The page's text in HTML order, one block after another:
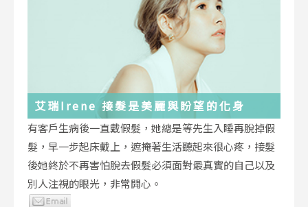
艾瑞Irene 接髮是美麗與盼望的化身
有客戶生病後一直戴假髮，她總是等先生入睡再脫掉假
髮，早一步起床戴上，遮掩著生活聽起來很心疼，接髮
後她終於不再害怕脫去假髮必須面對最真實的自己以及
別人注視的眼光，非常開心。